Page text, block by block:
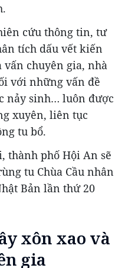
cứu thông tin, tư
tích dấu vết kiến
chuyên gia, nhà
với những vấn đề
nảy sinh… luôn được
xuyên, liên tục
tu bổ.
thành phố Hội An sẽ
tu Chùa Cầu nhân
Bản lần thứ 20
xôn xao và
gia